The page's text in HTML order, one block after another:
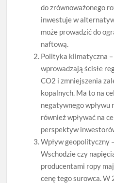
do zrównoważonego
inwestuje w
może prowadzić do
naftową.
Polityka klimatyczna
wprowadzają ścisłe
CO2 i zmniejszenia
kopalnych. Ma to na
negatywnego wpływu
również wpływać na
perspektyw
Wpływ geopolityczny
Wschodzie czy
producentami ropy
cenę tego surowca. W